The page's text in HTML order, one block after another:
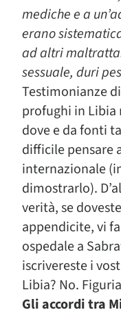
mediche e a
erano
ad altri
sessuale, duri
Testimonianze
profughi in Libia
dove e da fonti
difficile pensare
internazionale
dimostrarlo).
verità, se
appendicite, vi
ospedale a
iscrivereste i
Libia? No.
Gli accordi tra